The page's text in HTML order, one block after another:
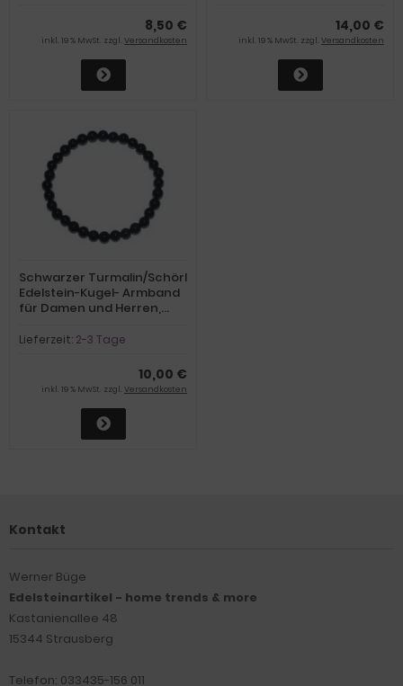
8,50 €
inkl. 19 % MwSt. zzgl. Versandkosten
14,00 €
inkl. 19 % MwSt. zzgl. Versandkosten
Schwarzer Turmalin/Schörl
Edelstein-Kugel- Armband
für Damen und Herren,
Turmalin-Perlen auf einem
Schutzarmband für den
Alltag
Lieferzeit: 2-3 Tage
10,00 €
inkl. 19 % MwSt. zzgl. Versandkosten
Kontakt
Werner Büge
Edelsteinartikel - home trends & more
Kastanienallee 48
15344 Strausberg
Telefon: 033435-156 011